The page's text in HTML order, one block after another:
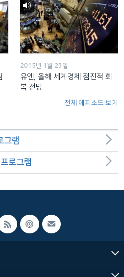
2015년 1월 23일
유엔, 올해 세계경제 점진적 회
복 전망
전체 에피소드 보기
그램
로그램